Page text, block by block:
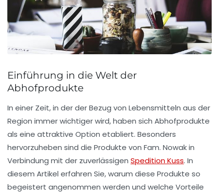
Einführung in die Welt der
Abhofprodukte
In einer Zeit, in der der Bezug von Lebensmitteln aus der
Region immer wichtiger wird, haben sich Abhofprodukte
als eine attraktive Option etabliert. Besonders
hervorzuheben sind die Produkte von Fam. Nowak in
Verbindung mit der zuverlässigen Spedition Kuss. In
diesem Artikel erfahren Sie, warum diese Produkte so
begeistert angenommen werden und welche Vorteile